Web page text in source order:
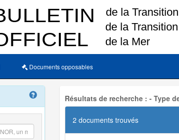
Documents opposables
Résultats de recherche : - Type
2 documents trouvés